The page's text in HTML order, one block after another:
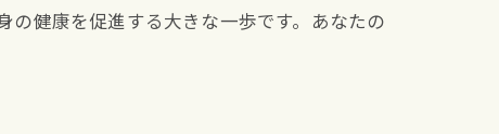
健康を促進する大きな一歩です。あなたの